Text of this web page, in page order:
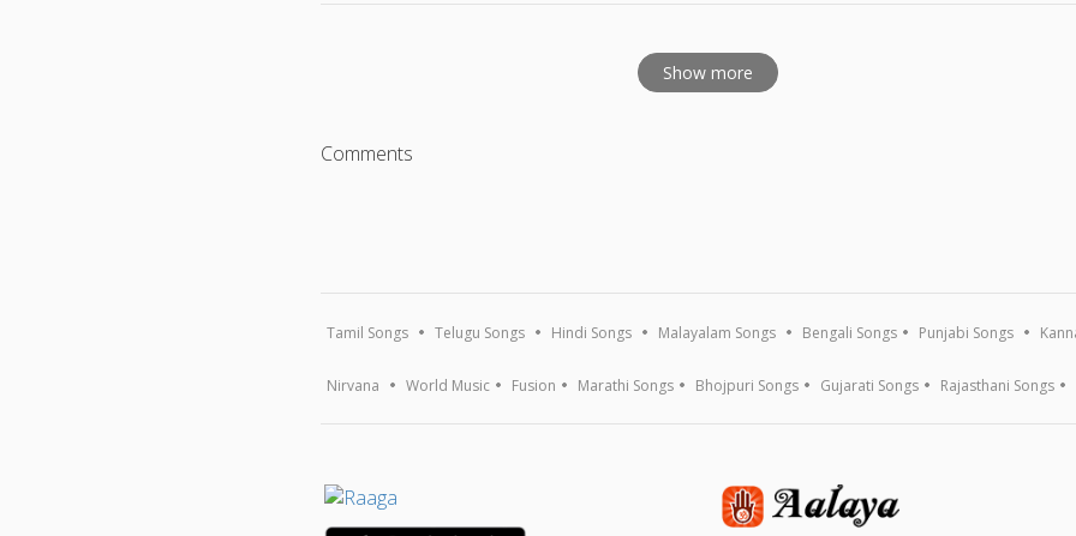
Show more
Comments
Tamil Songs Telugu Songs Hindi Songs Malayalam Songs Bengali Songs Punjabi Songs
Nirvana World Music Fusion Marathi Songs Bhojpuri Songs Gujarati Songs Rajasthani Songs